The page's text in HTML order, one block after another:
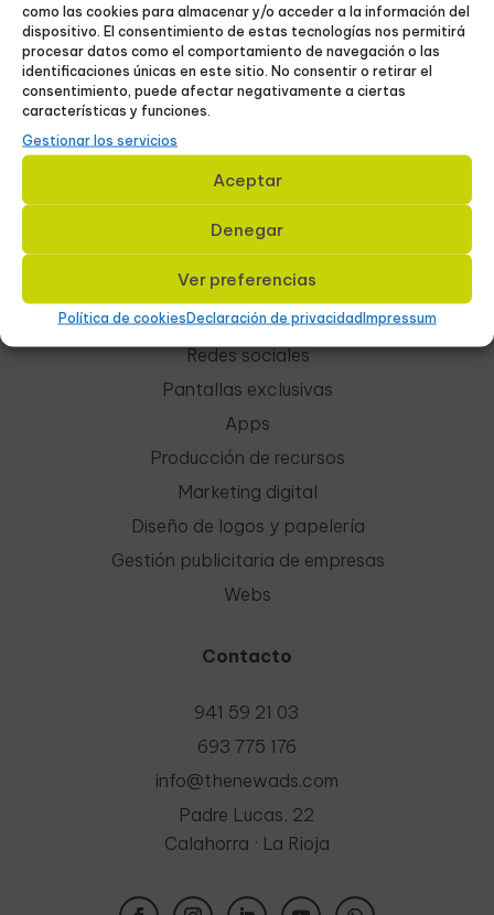
como las cookies para almacenar y/o acceder a la información del
dispositivo. El consentimiento de estas tecnologías nos permitirá
procesar datos como el comportamiento de navegación o las
identificaciones únicas en este sitio. No consentir o retirar el
consentimiento, puede afectar negativamente a ciertas
características y funciones.
Gestionar los servicios
Aceptar
Denegar
Ver preferencias
Política de cookiesDeclaración de privacidadImpressum
Eibar
Elgoibar
Durango
Servicios
Cartelería digital
Pantallas
Cines
Redes sociales
Pantallas exclusivas
Apps
Producción de recursos
Marketing digital
Diseño de logos y papelería
Gestión publicitaria de empresas
Webs
Contacto
941 59 21 03
693 775 176
info@thenewads.com
Padre Lucas, 22
Calahorra · La Rioja